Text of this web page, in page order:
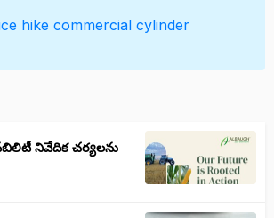
hike commercial cylinder
నివేదిక చర్యలను